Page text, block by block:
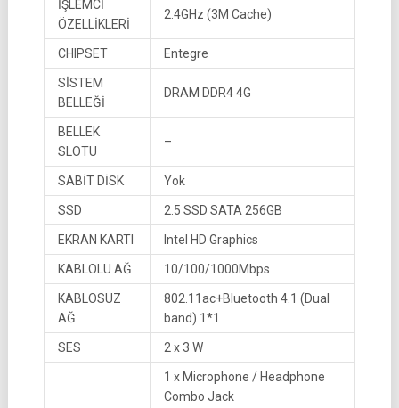
İŞLEMCİ
ÖZELLİKLERİ
2.4GHz (3M Cache)
CHIPSET Entegre
SİSTEM
BELLEĞİ
DRAM DDR4 4G
BELLEK
SLOTU
–
SABİT DİSK Yok
SSD 2.5 SSD SATA 256GB
EKRAN KARTI Intel HD Graphics
KABLOLU AĞ 10/100/1000Mbps
KABLOSUZ
AĞ
802.11ac+Bluetooth 4.1 (Dual
band) 1*1
SES 2 x 3 W
1 x Microphone / Headphone
Combo Jack